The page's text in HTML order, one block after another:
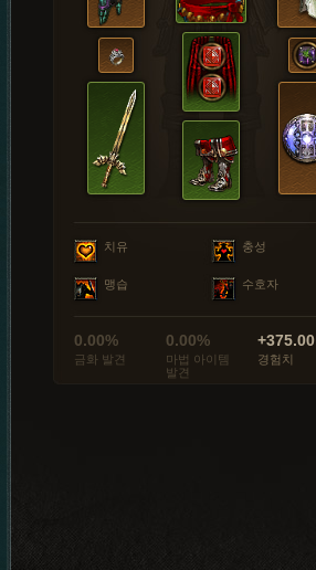
치유 충성
맹습 수호자
0.00%
금화 발견
0.00%
마법 아이템
발견
+375.00
경험치